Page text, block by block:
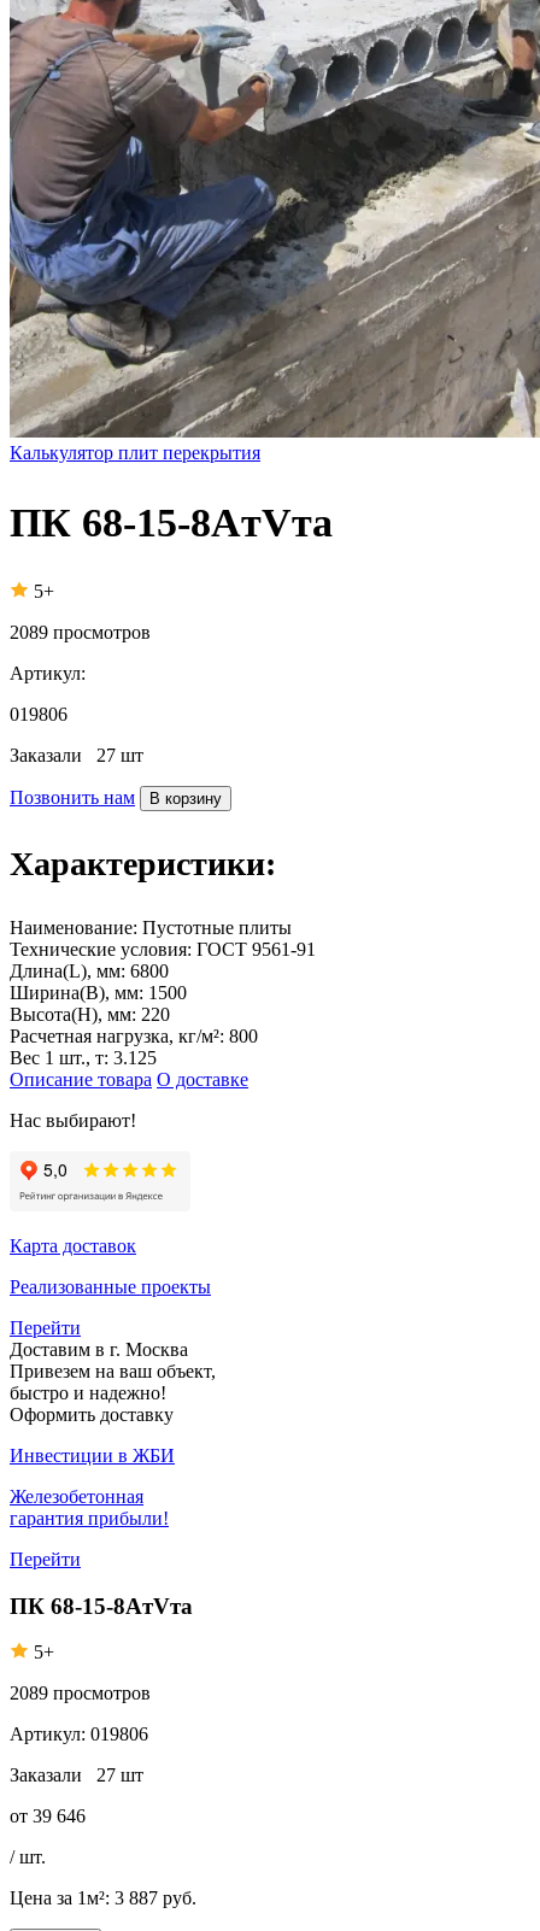
Калькулятор плит перекрытия
ПК 68-15-8AтVта
5+
2089 просмотров
Артикул:
019806
Заказали 27 шт
Позвонить нам В корзину
Характеристики:
Наименование: Пустотные плиты
Технические условия: ГОСТ 9561-91
Длина(L), мм: 6800
Ширина(B), мм: 1500
Высота(H), мм: 220
Расчетная нагрузка, кг/м²: 800
Вес 1 шт., т: 3.125
Описание товара О доставке
Нас выбирают!
Карта доставок
Реализованные проекты
Перейти
Доставим в г. Москва
Привезем на ваш объект,
быстро и надежно!
Оформить доставку
Инвестиции в ЖБИ
Железобетонная
гарантия прибыли!
Перейти
ПК 68-15-8AтVта
5+
2089 просмотров
Артикул: 019806
Заказали 27 шт
от 39 646
/ шт.
Цена за 1м²: 3 887 руб.